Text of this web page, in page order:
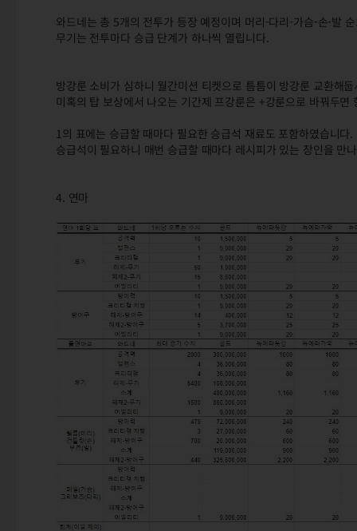
와드네는 총 5개의 전투가 등장 예정이며 머리-다리-가슴-손-발
무기는 전투마다 승급 단계가 하나씩 열립니다.
방강룬 소비가 심하니 월간미션 티켓으로 틈틈이 방강룬 교환해
미혹의 탑 보상에서 나오는 기간제 프강룬은 +강룬으로 바꿔두
1의 표에는 승급할 때마다 필요한 승급석 재료도 포함하였습니다.
승급석이 필요하니 매번 승급할 때마다 레시피가 있는 장인을 만
4. 연마